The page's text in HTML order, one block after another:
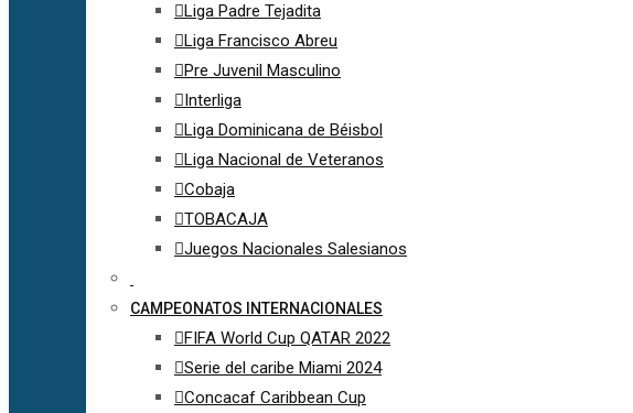
Liga Padre Tejadita
Liga Francisco Abreu
Pre Juvenil Masculino
Interliga
Liga Dominicana de Béisbol
Liga Nacional de Veteranos
Cobaja
TOBACAJA
Juegos Nacionales Salesianos
CAMPEONATOS INTERNACIONALES
FIFA World Cup QATAR 2022
Serie del caribe Miami 2024
Concacaf Caribbean Cup